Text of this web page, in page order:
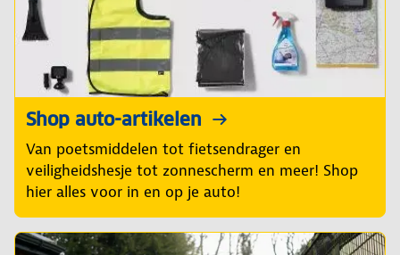
Shop auto-artikelen
Van poetsmiddelen tot fietsendrager en
veiligheidshesje tot zonnescherm en meer! Shop
hier alles voor in en op je auto!